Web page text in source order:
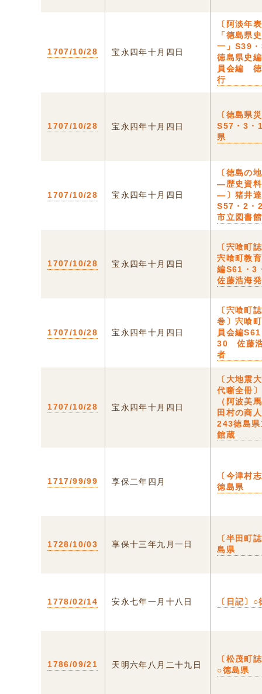
1707/10/28 宝永四年十月四日
〔阿淡年
「徳島
一」S39
徳島県史
員会編 徳
行
1707/10/28 宝永四年十月四日
〔徳島県
S57・3・
県
1707/10/28 宝永四年十月四日
〔徳島の
―歴史資
―〕猪井
S57・2・
市立図書
1707/10/28 宝永四年十月四日
〔宍喰町
宍喰町教
編S61・
佐藤浩海
1707/10/28 宝永四年十月四日
〔宍喰町
巻〕宍喰
員会編
30 佐藤
者
1707/10/28 宝永四年十月四日
〔大地震
代噺全冊
（阿波美
田村の商
243徳島県
館蔵
1717/99/99 享保二年四月
〔今津村
徳島県
1728/10/03 享保十三年九月一日
〔半田町
島県
1778/02/14 安永七年一月十八日 〔日記〕
1786/09/21 天明六年八月二十九日
〔松茂町
○徳島県